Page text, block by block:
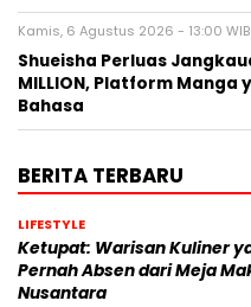
Kamis, 6 Agustus 2026 - 13:00 WIB
Shueisha Perluas
MILLION, Platform Manga
Bahasa
BERITA TERBARU
LIFESTYLE
Ketupat: Warisan Kuliner
Pernah Absen dari Meja
Nusantara